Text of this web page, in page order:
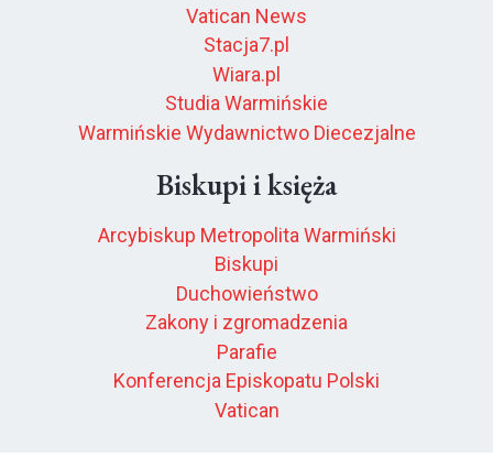
Vatican News
Stacja7.pl
Wiara.pl
Studia Warmińskie
Warmińskie Wydawnictwo Diecezjalne
Biskupi i księża
Arcybiskup Metropolita Warmiński
Biskupi
Duchowieństwo
Zakony i zgromadzenia
Parafie
Konferencja Episkopatu Polski
Vatican